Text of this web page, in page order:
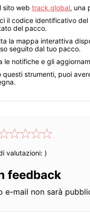
sito web track.global, una
il codice identificativo
del pacco.
la mappa interattiva
seguito dal tuo pacco.
le notifiche e gli
questi strumenti, puoi
valutazioni: )
feedback
e-mail non sarà